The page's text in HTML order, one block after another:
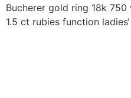
Bucherer gold ring 18k
1.5 ct rubies function ladies‘